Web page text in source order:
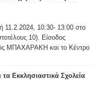
10:30- 13:00 στο
10). Είσοδος
ΜΠΑΧΑΡΑΚΗ και το Κέντρο
Εκκλησιαστικά Σχολεία